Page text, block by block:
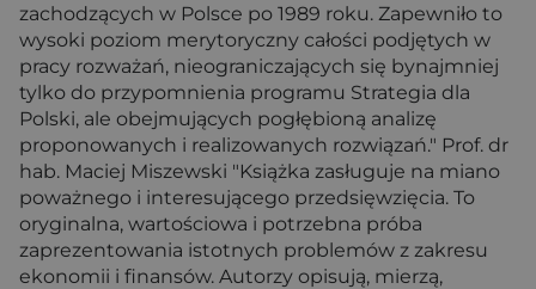
zachodzących w Polsce po 1989 roku. Zapewniło to
wysoki poziom merytoryczny całości podjętych w
pracy rozważań, nieograniczających się bynajmniej
tylko do przypomnienia programu Strategia dla
Polski, ale obejmujących pogłębioną analizę
proponowanych i realizowanych rozwiązań." Prof. dr
hab. Maciej Miszewski "Książka zasługuje na miano
poważnego i interesującego przedsięwzięcia. To
oryginalna, wartościowa i potrzebna próba
zaprezentowania istotnych problemów z zakresu
ekonomii i finansów. Autorzy opisują, mierzą,